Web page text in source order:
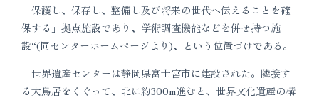
「保護し、保存し、整備し及び将来の世代へ伝えることを確
保する」拠点施設であり、学術調査機能などを併せ持つ施
設“(同センターホームページより)、という位置づけである。
世界遺産センターは静岡県富士宮市に建設された。隣接す
る大鳥居をくぐって、北に約300m進むと、世界文化遺産の構